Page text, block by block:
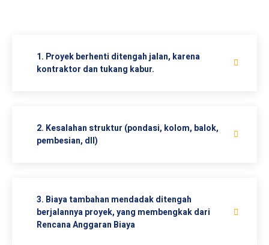
1. Proyek berhenti ditengah jalan, karena
kontraktor dan tukang kabur.
2. Kesalahan struktur (pondasi, kolom, balok,
pembesian, dll)
3. Biaya tambahan mendadak ditengah
berjalannya proyek, yang membengkak dari
Rencana Anggaran Biaya